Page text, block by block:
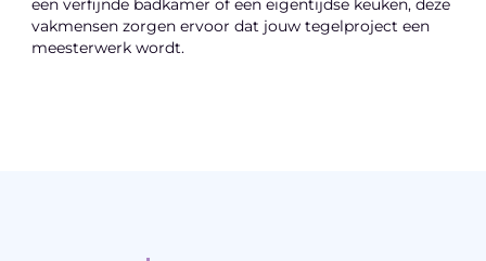
een verfijnde badkamer of een eigentijdse keuken, deze
vakmensen zorgen ervoor dat jouw tegelproject een
meesterwerk wordt.